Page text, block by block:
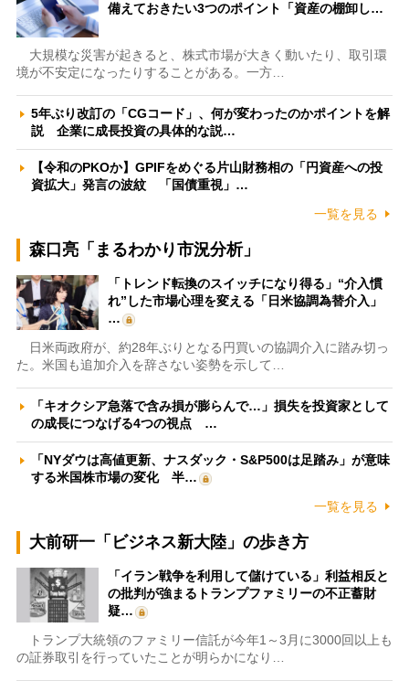
備えておきたい3つのポイント「資産の棚卸し…
大規模な災害が起きると、株式市場が大きく動いたり、取引環
境が不安定になったりすることがある。一方…
5年ぶり改訂の「CGコード」、何が変わったのかポイントを解
説 企業に成長投資の具体的な説…
【令和のPKOか】GPIFをめぐる片山財務相の「円資産への投
資拡大」発言の波紋 「国債重視」…
一覧を見る
森口亮「まるわかり市況分析」
「トレンド転換のスイッチになり得る」“介入慣
れ”した市場心理を変える「日米協調為替介入」
…
日米両政府が、約28年ぶりとなる円買いの協調介入に踏み切っ
た。米国も追加介入を辞さない姿勢を示して…
「キオクシア急落で含み損が膨らんで…」損失を投資家として
の成長につなげる4つの視点 …
「NYダウは高値更新、ナスダック・S&P500は足踏み」が意味
する米国株市場の変化 半…
一覧を見る
大前研一「ビジネス新大陸」の歩き方
「イラン戦争を利用して儲けている」利益相反と
の批判が強まるトランプファミリーの不正蓄財
疑…
トランプ大統領のファミリー信託が今年1～3月に3000回以上も
の証券取引を行っていたことが明らかになり…